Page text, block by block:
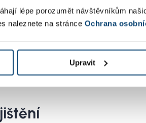
lépe porozumět návštěvníkům
naleznete na stránce Ochrana
Upravit
či dohledáváním chyb, může
praxe, či řešení legislativních úspor